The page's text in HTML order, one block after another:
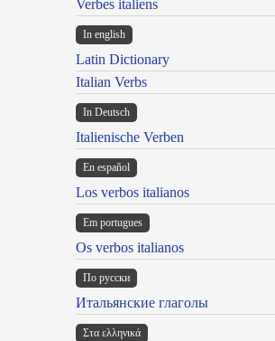
Verbes italiens
In english
Latin Dictionary
Italian Verbs
In Deutsch
Italienische Verben
En español
Los verbos italianos
Em portugues
Os verbos italianos
По русски
Итальянские глаголы
Στα ελληνικά